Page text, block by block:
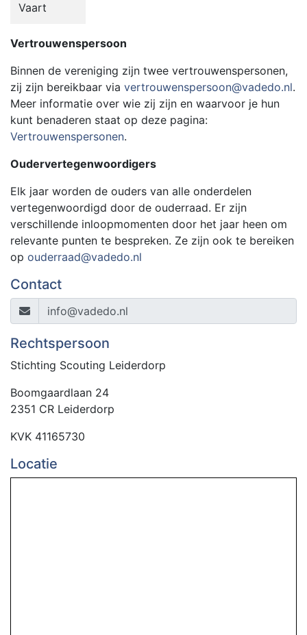
Vaart
Vertrouwenspersoon
Binnen de vereniging zijn twee vertrouwenspersonen,
zij zijn bereikbaar via vertrouwenspersoon@vadedo.nl.
Meer informatie over wie zij zijn en waarvoor je hun
kunt benaderen staat op deze pagina:
Vertrouwenspersonen.
Oudervertegenwoordigers
Elk jaar worden de ouders van alle onderdelen
vertegenwoordigd door de ouderraad. Er zijn
verschillende inloopmomenten door het jaar heen om
relevante punten te bespreken. Ze zijn ook te bereiken
op ouderraad@vadedo.nl
Contact
info@vadedo.nl
Rechtspersoon
Stichting Scouting Leiderdorp
Boomgaardlaan 24
2351 CR Leiderdorp
KVK 41165730
Locatie